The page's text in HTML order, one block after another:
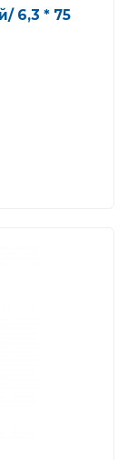
6,3 * 75